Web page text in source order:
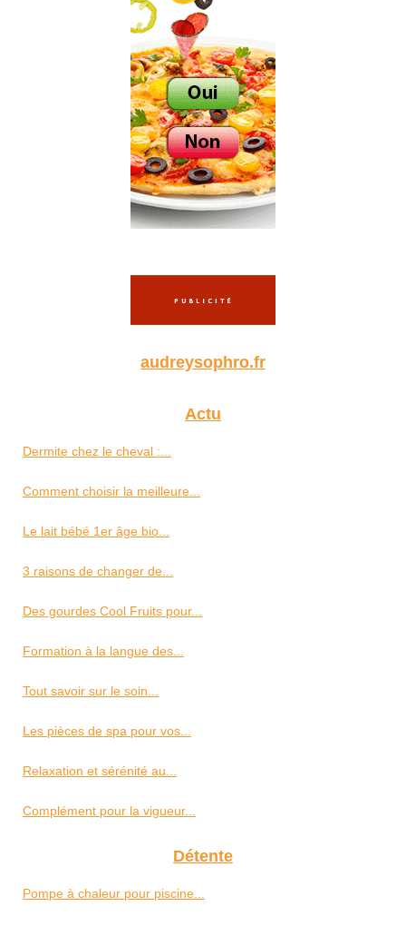
audreysophro.fr
Actu
Dermite chez le cheval :...
Comment choisir la meilleure...
Le lait bébé 1er âge bio...
3 raisons de changer de...
Des gourdes Cool Fruits pour...
Formation à la langue des...
Tout savoir sur le soin...
Les pièces de spa pour vos...
Relaxation et sérénité au...
Complément pour la vigueur...
Détente
Pompe à chaleur pour piscine...